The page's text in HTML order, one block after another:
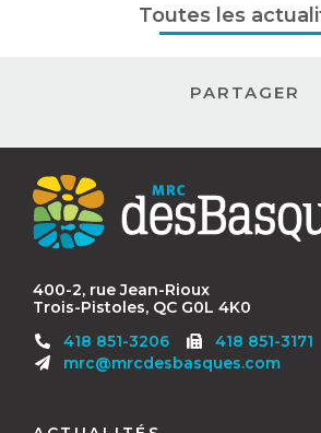
Toutes les
PARTAGER
Contact
MRC
des
Basques
400-2, rue Jean-Rioux
Trois-Pistoles, QC G0L 4K0
418 851-3206
Télécopieur
:
418 851-3171
mrc@mrcdesbasques.com